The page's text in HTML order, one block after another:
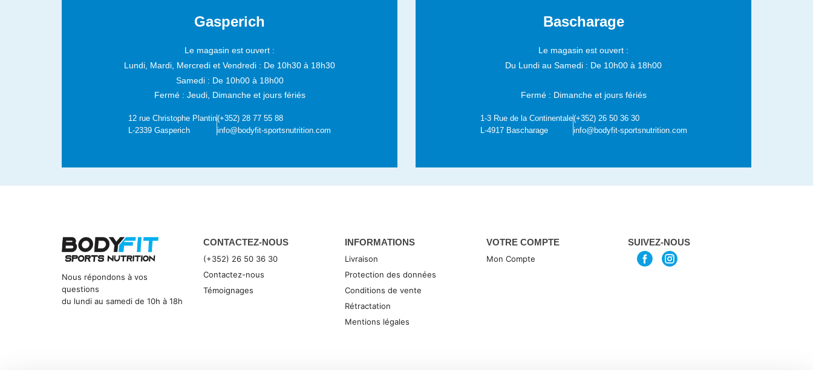
Gasperich
Le magasin est ouvert :
Lundi, Mardi, Mercredi et Vendredi : De 10h30 à 18h30
Samedi : De 10h00 à 18h00
Fermé : Jeudi, Dimanche et jours fériés
12 rue Christophe Plantin
L-2339 Gasperich
(+352) 28 77 55 88
info@bodyfit-sportsnutrition.com
Bascharage
Le magasin est ouvert :
Du Lundi au Samedi : De 10h00 à 18h00
Fermé : Dimanche et jours fériés
1-3 Rue de la Continentale
L-4917 Bascharage
(+352) 26 50 36 30
info@bodyfit-sportsnutrition.com
Nous répondons à vos
questions
du lundi au samedi de 10h à 18h
CONTACTEZ-NOUS
(+352) 26 50 36 30
Contactez-nous
Témoignages
INFORMATIONS
Livraison
Protection des données
Conditions de vente
Rétractation
Mentions légales
VOTRE COMPTE
Mon Compte
SUIVEZ-NOUS